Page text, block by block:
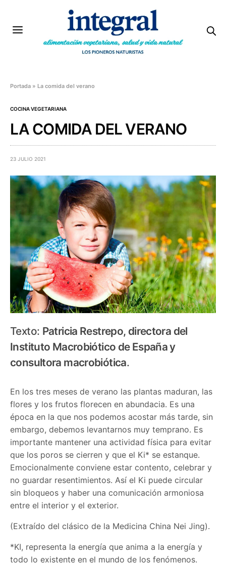
Portada » La comida del verano
COCINA VEGETARIANA
LA COMIDA DEL VERANO
23 JULIO 2021
Texto: Patricia Restrepo, directora del
Instituto Macrobiótico de España y
consultora macrobiótica.
En los tres meses de verano las plantas maduran, las
flores y los frutos florecen en abundacia. Es una
época en la que nos podemos acostar más tarde, sin
embargo, debemos levantarnos muy temprano. Es
importante mantener una actividad física para evitar
que los poros se cierren y que el Ki* se estanque.
Emocionalmente conviene estar contento, celebrar y
no guardar resentimientos. Así el Ki puede circular
sin bloqueos y haber una comunicación armoniosa
entre el interior y el exterior.
(Extraído del clásico de la Medicina China Nei Jing).
*KI, representa la energía que anima a la energía y
todo lo existente en el mundo de los fenómenos.